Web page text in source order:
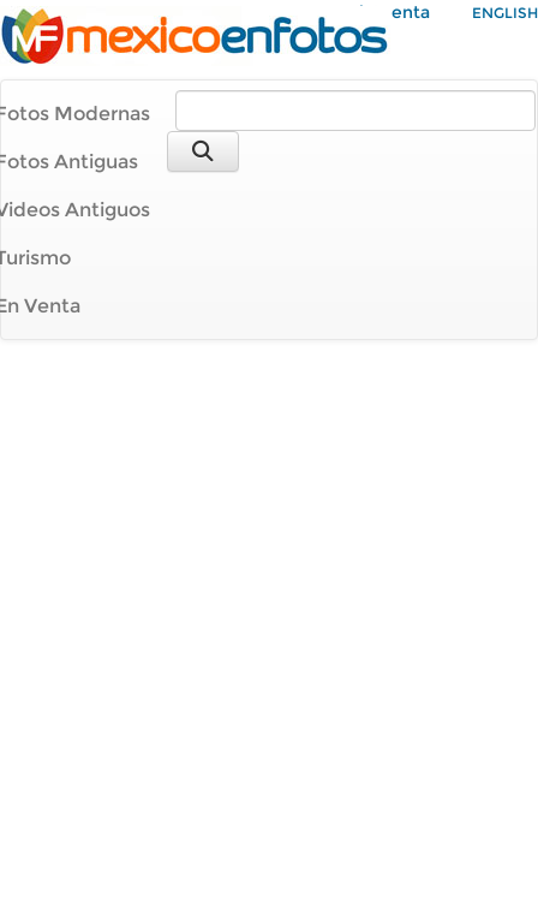
Mi Cuenta ENGLISH
Modernas
Antiguas
Antiguos
Venta